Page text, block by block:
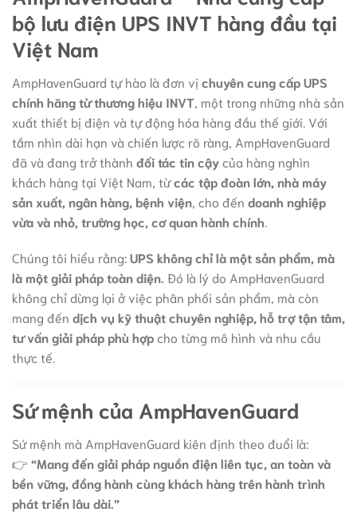
bộ lưu điện UPS INVT hàng đầu tại
Việt Nam
AmpHavenGuard tự hào là đơn vị chuyên cung cấp UPS
chính hãng từ thương hiệu INVT , một trong những nhà sản
xuất thiết bị điện và tự động hóa hàng đầu thế giới. Với
tầm nhìn dài hạn và chiến lược rõ ràng, AmpHavenGuard
đã và đang trở thành đối tác tin cậycủa hàng nghìn
khách hàng tại Việt Nam, từcác tập đoàn lớn, nhà máy
sản xuất, ngân hàng, bệnh viện , cho đến doanh nghiệp
vừa và nhỏ, trường học, cơ quan hành chính
Chúng tôi hiểu rằng:UPS không chỉ là một sản phẩm, mà
là một giải pháp toàn diện. Đó là lý do AmpHavenGuard
không chỉ dừng lại ở việc phân phối sản phẩm, mà còn
mang đến dịch vụ kỹ thuật chuyên nghiệp, hỗ trợ tận tâm,
tư vấn giải pháp phù hợpcho từng mô hình và nhu cầu
thực tế.
Sứ mệnh của AmpHavenGuard
Sứ mệnh mà AmpHavenGuard kiên định theo đuổi là:
👉 “Mang đến giải pháp nguồn điện liên tục, an toàn và
bền vững, đồng hành cùng khách hàng trên hành trình
phát triển lâu dài.”